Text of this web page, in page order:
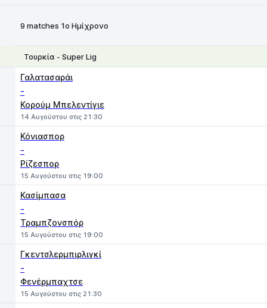
9 matches 1ο Ημίχρονο
Τουρκία - Super Lig
Γαλατασαράι
-
Κορούμ Μπελεντίγιε
14 Αυγούστου στις 21:30
Κόνιασπορ
-
Ρίζεσπορ
15 Αυγούστου στις 19:00
Κασίμπασα
-
Τραμπζονσπόρ
15 Αυγούστου στις 19:00
Γκεντσλερμπιρλιγκί
-
Φενέρμπαχτσε
15 Αυγούστου στις 21:30